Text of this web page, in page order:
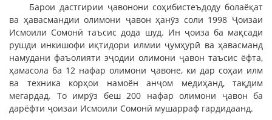
Барои дастгирии ҷавонони соҳибистеъдоду болаёқат
ва ҳавасмандии олимони ҷавон ҳанӯз соли 1998 Ҷоизаи
Исмоили Сомонӣ таъсис дода шуд. Ин ҷоиза ба мақсади
рушди инкишофи иқтидори илмии ҷумҳурӣ ва ҳавасманд
намудани фаъолияти эҷодии олимони ҷавон таъсис ёфта,
ҳамасола ба 12 нафар олимони ҷавоне, ки дар соҳаи илм
ва техника корҳои намоён анҷом медиҳанд, тақдим
мегардад. То имрӯз беш 200 нафар олимони ҷавон ба
дарёфти ҷоизаи Исмоили Сомонӣ мушарраф гардидаанд.